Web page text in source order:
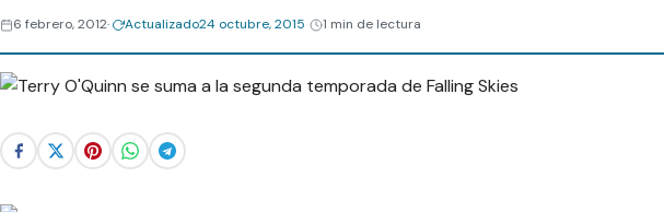
Videos
Webisodios
6 febrero, 2012 Actualizado24 octubre, 2015 1 min de lectura